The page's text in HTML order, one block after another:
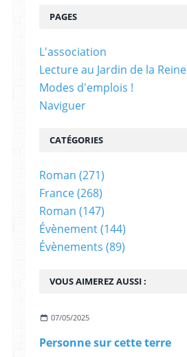
VOUS AIMEREZ AUSSI :
07/05/2025
Personne sur cette terre
PAGES
L'association
Lecture au Jardin de la Reine
Modes d'emplois !
Naviguer
CATÉGORIES
Roman (271)
France(268)
Roman (147)
Évènement(144)
Évènements (89)